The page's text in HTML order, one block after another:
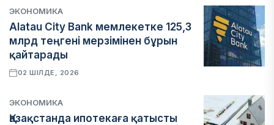
ЭКОНОМИКА
Alatau City Bank мемлекетке 125,3
млрд теңгені мерзімінен бұрын
қайтарады
02 ШІЛДЕ, 2026
ЭКОНОМИКА
Қазақстанда ипотекаға қатысты